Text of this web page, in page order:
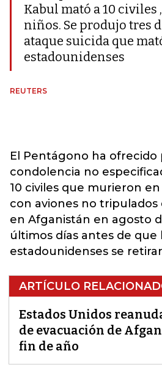
Kabul mató a 10
niños. Se produjo tres
ataque suicida que
estadounidenses
REUTERS
El Pentágono ha ofrecido
condolencia no
10 civiles que murieron
con aviones no
en Afganistán en agosto
últimos días antes de que
estadounidenses se
ARTÍCULO
Estados Unidos
de evacuación de
fin de año